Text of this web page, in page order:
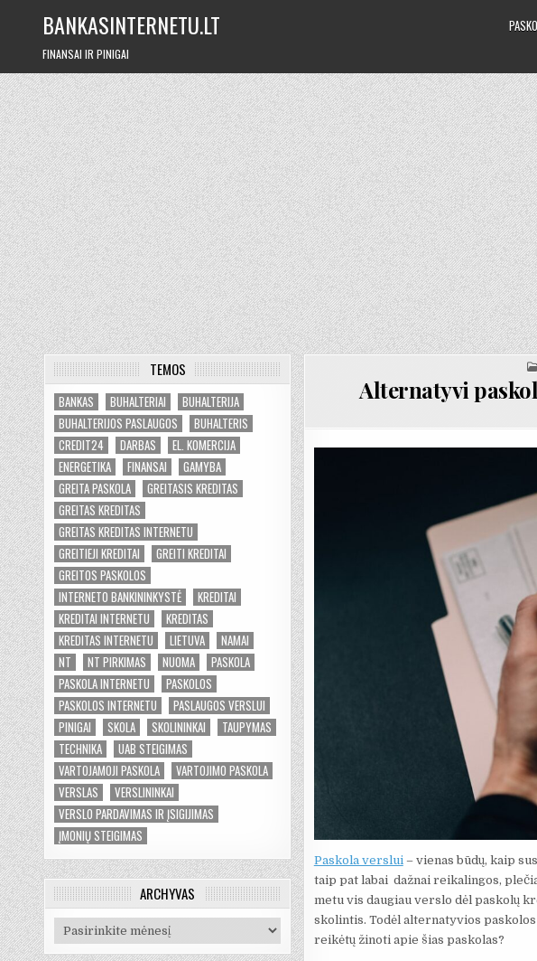
BANKASINTERNETU.LT
FINANSAI IR PINIGAI
TEMOS
BANKAS BUHALTERIAI
BUHALTERIJA
BUHALTERIJOS PASLAUGOS
BUHALTERIS
CREDIT24
DARBAS
EL. KOMERCIJA
ENERGETIKA
FINANSAI
GAMYBA
GREITA PASKOLA
GREITASIS KREDITAS
GREITAS KREDITAS
GREITAS KREDITAS INTERNETU
GREITIEJI KREDITAI
GREITI KREDITAI
GREITOS PASKOLOS
INTERNETO BANKININKYSTĖ
KREDITAI
KREDITAI INTERNETU
KREDITAS
KREDITAS INTERNETU
LIETUVA
NAMAI
NT
NT PIRKIMAS NUOMA
PASKOLA
PASKOLA INTERNETU
PASKOLOS
PASKOLOS INTERNETU
PASLAUGOS VERSLUI
PINIGAI
SKOLA SKOLININKAI
TAUPYMAS
TECHNIKA
UAB STEIGIMAS
VARTOJAMOJI PASKOLA
VARTOJIMO PASKOLA
VERSLAS
VERSLININKAI
VERSLO PARDAVIMAS IR ĮSIGIJIMAS
ĮMONIŲ STEIGIMAS
ARCHYVAS
Archyvas
Alternatyvi
Paskola verslui– vienas būdų, kaip
taip pat labai dažnai reikalingos,
metu vis daugiau verslo dėl paskolų
skolintis. Todėl alternatyvios
reikėtų žinoti apie šias paskolas?